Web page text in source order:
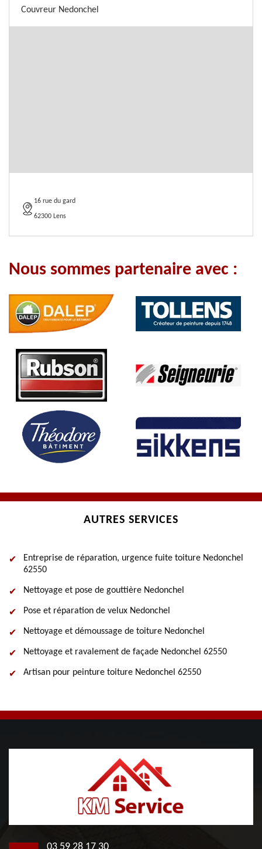
Couvreur Nedonchel
16 rue du gard
62300 Lens
Nous sommes partenaire avec :
AUTRES SERVICES
Entreprise de réparation, urgence fuite toiture Nedonchel
62550
Nettoyage et pose de gouttière Nedonchel
Pose et réparation de velux Nedonchel
Nettoyage et démoussage de toiture Nedonchel
Nettoyage et ravalement de façade Nedonchel 62550
Artisan pour peinture toiture Nedonchel 62550